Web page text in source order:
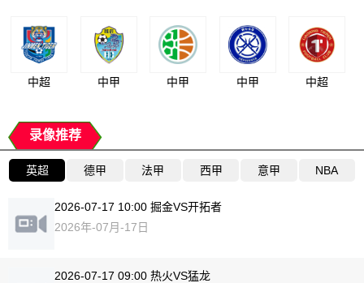
中超 中甲 中甲 中甲 中超
录像推荐
英超 德甲 法甲 西甲 意甲 NBA
2026-07-17 10:00 掘金VS开拓者
2026年-07月-17日
2026-07-17 09:00 热火VS猛龙